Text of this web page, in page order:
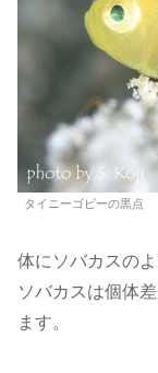
タイニーゴビーの黒点
体にソバカスの
ソバカスは個体
ます。